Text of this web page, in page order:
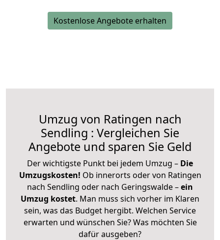
Kostenlose Angebote erhalten
Umzug von Ratingen nach
Sendling : Vergleichen Sie
Angebote und sparen Sie Geld
Der wichtigste Punkt bei jedem Umzug – Die
Umzugskosten! Ob innerorts oder von Ratingen
nach Sendling oder nach Geringswalde –ein
Umzug kostet. Man muss sich vorher im Klaren
sein, was das Budget hergibt. Welchen Service
erwarten und wünschen Sie? Was möchten Sie
dafür ausgeben?